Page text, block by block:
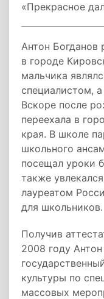
«Прекрасное
Антон Богданов
в городе
мальчика
специалистом,
Вскоре после
переехала в
края. В школе
школьного
посещал уроки
также
лауреатом
для школьников.
Получив
2008 году
культуры по
массовых